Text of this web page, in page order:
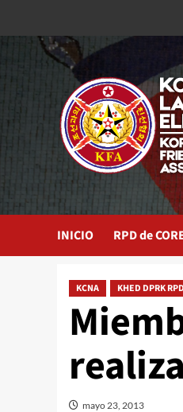
contenido
INICIO RPD de
KCNA KHED DPRK
mayo 23, 2013